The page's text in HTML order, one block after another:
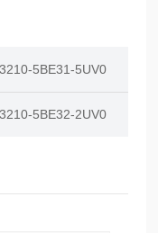
5BE31-5UV0
5BE32-2UV0